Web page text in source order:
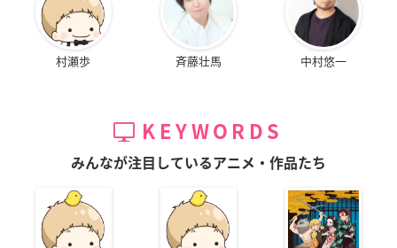
村瀬歩 斉藤壮馬 中村悠一
KEYWORDS
みんなが注目しているアニメ・作品たち